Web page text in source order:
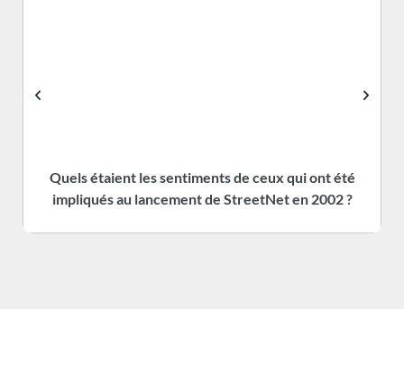
Quels étaient les sentiments de ceux qui ont été
impliqués au lancement de StreetNet en 2002 ?